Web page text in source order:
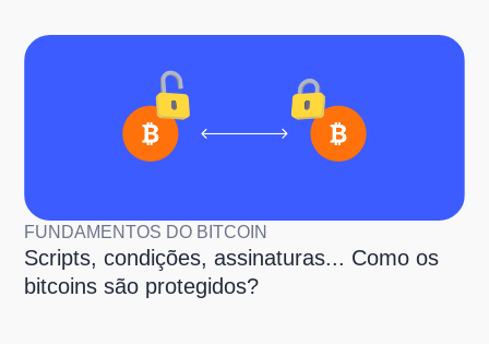
FUNDAMENTOS DO BITCOIN
Scripts, condições, assinaturas... Como os
bitcoins são protegidos?